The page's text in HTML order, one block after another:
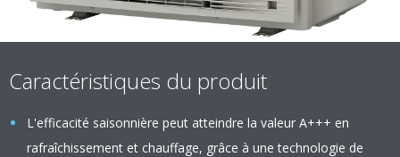
Caractéristiques du produit
L'efficacité saisonnière peut atteindre la valeur A+++ en
rafraîchissement et chauffage, grâce à une technologie de